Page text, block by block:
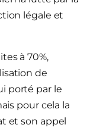
légale et
à 70%,
de
porté par le
pour cela la
et son appel